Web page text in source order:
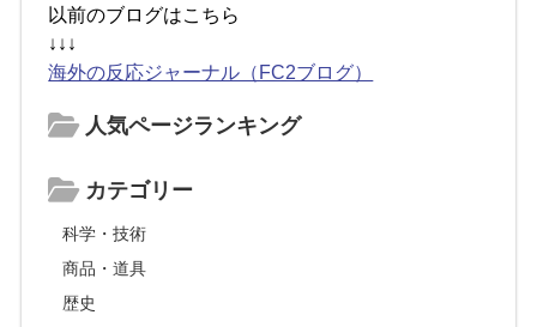
以前のブログはこちら
↓↓↓
海外の反応ジャーナル（FC2ブログ）
人気ページランキング
カテゴリー
科学・技術
商品・道具
歴史